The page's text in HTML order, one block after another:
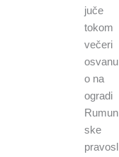
juče
tokom
večeri
osvanu
o na
ogradi
Rumun
ske
pravosl